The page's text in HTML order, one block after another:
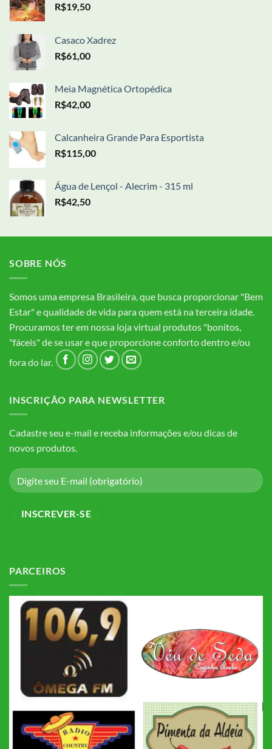
R$19,50
Casaco Xadrez
R$61,00
Meia Magnética Ortopédica
R$42,00
Calcanheira Grande Para Esportista
R$115,00
Água de Lençol - Alecrim - 315 ml
R$42,50
SOBRE NÓS
Somos uma empresa Brasileira, que busca proporcionar "Bem
Estar" e qualidade de vida para quem está na terceira idade.
Procuramos ter em nossa loja virtual produtos "bonitos,
"fáceis" de se usar e que proporcione conforto dentro e/ou
fora do lar.
INSCRIÇÃO PARA NEWSLETTER
Cadastre seu e-mail e receba informações e/ou dicas de
novos produtos.
PARCEIROS